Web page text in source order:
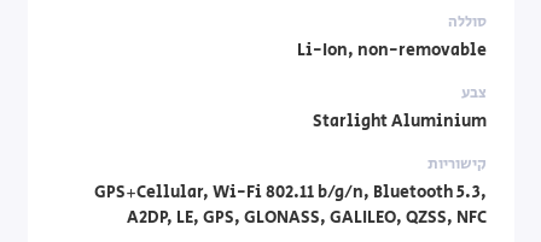
סוללה
Li-Ion, non-removable
צבע
Starlight Aluminium
קישוריות
GPS+Cellular, Wi-Fi 802.11 b/g/n, Bluetooth 5.3,
A2DP, LE, GPS, GLONASS, GALILEO, QZSS, NFC